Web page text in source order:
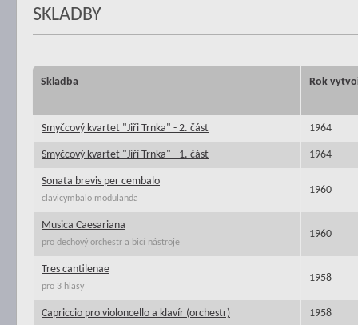
SKLADBY
Skladba Rok
Smyčcový kvartet "Jiři Trnka" - 2. část 1964
Smyčcový kvartet "Jiří Trnka" - 1. část 1964
Sonata brevis per cembalo
clavicymbalo modulanda
1960
Musica Caesariana
pro dechový orchestr a bicí nástroje
1960
Tres cantilenae
pro 3 hlasy
1958
Capriccio pro violoncello a klavír (orchestr) 1958